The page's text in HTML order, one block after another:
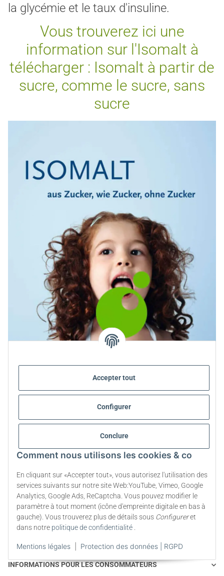
Accepter tout
Configurer
Conclure
Comment nous utilisons les cookies & co
En cliquant sur «Accepter tout», vous autorisez l'utilisation des
services suivants sur notre site Web:YouTube, Vimeo, Google
Analytics, Google Ads, ReCaptcha. Vous pouvez modifier le
paramètre à tout moment (icône d'empreinte digitale en bas à
gauche). Vous trouverez plus de détails sous Configureret
dans notre politique de confidentialité
Mentions légales Protection des données | RGPD
la glycémie et le taux d'insuline.
Vous trouverez ici une
information sur l'Isomalt à
télécharger : Isomalt à partir de
sucre, comme le sucre, sans
sucre
SERVICE À LA CLIENTÈLE
INFORMATIONS POUR LES CONSOMMATEURS